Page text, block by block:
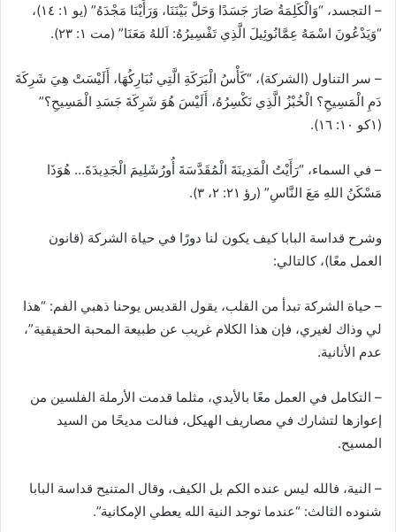
– التجسد، “وَالْكَلِمَةُ صَارَ جَسَدًا وَحَلَّ بَيْنَنَا، وَرَأَيْنَا مَجْدَهُ” (يو ١: ١٤)،
“وَيَدْعُونَ اسْمَهُ عِمَّانُوئِيلَ الَّذِي تَفْسِيرُهُ: اَللهُ مَعَنَا” (مت ١: ٢٣).
– سر التناول (الشركة)، “كَأْسُ الْبَرَكَةِ الَّتِي نُبَارِكُهَا، أَلَيْسَتْ هِيَ شَرِكَةَ
دَمِ الْمَسِيحِ؟ الْخُبْزُ الَّذِي نَكْسِرُهُ، أَلَيْسَ هُوَ شَرِكَةَ جَسَدِ الْمَسِيحِ؟”
(١كو ١٠: ١٦).
– في السماء، “رَأَيْتُ الْمَدِينَةَ الْمُقَدَّسَةَ أُورُشَلِيمَ الْجَدِيدَةَ… هُوَذَا
مَسْكَنُ اللهِ مَعَ النَّاسِ” (رؤ ٢١: ٢، ٣).
وشرح قداسة البابا كيف يكون لنا دورًا في حياة الشركة (قانون
العمل معًا)، كالتالي:
– حياة الشركة تبدأ من القلب، يقول القديس يوحنا ذهبي الفم: “هذا
لي وذاك لغيري، فإن هذا الكلام غريب عن طبيعة المحبة الحقيقية”،
عدم الأنانية.
– التكامل في العمل معًا بالأيدي، مثلما قدمت الأرملة الفلسين من
إعوازها لتشارك في مصاريف الهيكل، فنالت مديحًا من السيد
المسيح.
– النية، فالله ليس عنده الكم بل الكيف، وقال المتنيح قداسة البابا
شنوده الثالث: “عندما توجد النية الله يعطي الإمكانية”.